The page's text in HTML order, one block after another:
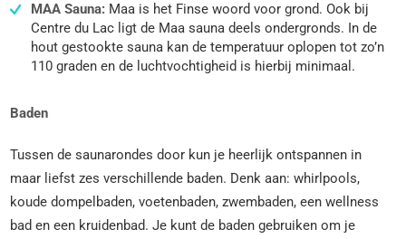
MAA Sauna: Maa is het Finse woord voor grond. Ook bij
Centre du Lac ligt de Maa sauna deels ondergronds. In de
hout gestookte sauna kan de temperatuur oplopen tot zo’n
110 graden en de luchtvochtigheid is hierbij minimaal.
Baden
Tussen de saunarondes door kun je heerlijk ontspannen in
maar liefst zes verschillende baden. Denk aan: whirlpools,
koude dompelbaden, voetenbaden, zwembaden, een wellness
bad en een kruidenbad. Je kunt de baden gebruiken om je